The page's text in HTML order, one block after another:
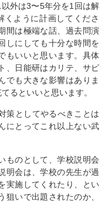
外は3〜5年分を1回は解
くように計画してくださ
間は極端な話、過去問演
しにしても十分な時間を
もいいと思います。具体
、日能研はカリテ、サピ
でも大きな影響はありま
るといいと思います。
策としてやるべきことは
にとってこれ以上ない武
ものとして、学校説明会
明会は、学校の先生が過
実施してくれたり、とい
狙いで出題されたのか、